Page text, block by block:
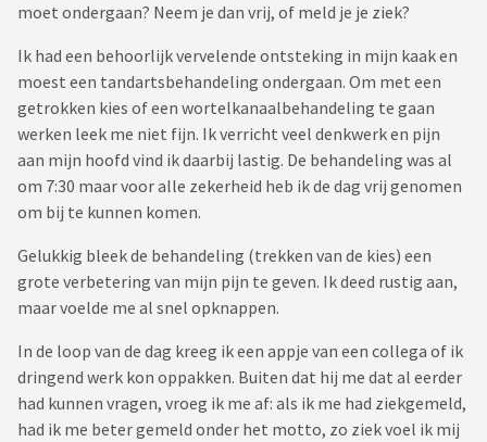
moet ondergaan? Neem je dan vrij, of meld je je ziek?
Ik had een behoorlijk vervelende ontsteking in mijn kaak en
moest een tandartsbehandeling ondergaan. Om met een
getrokken kies of een wortelkanaalbehandeling te gaan
werken leek me niet fijn. Ik verricht veel denkwerk en pijn
aan mijn hoofd vind ik daarbij lastig. De behandeling was al
om 7:30 maar voor alle zekerheid heb ik de dag vrij genomen
om bij te kunnen komen.
Gelukkig bleek de behandeling (trekken van de kies) een
grote verbetering van mijn pijn te geven. Ik deed rustig aan,
maar voelde me al snel opknappen.
In de loop van de dag kreeg ik een appje van een collega of ik
dringend werk kon oppakken. Buiten dat hij me dat al eerder
had kunnen vragen, vroeg ik me af: als ik me had ziekgemeld,
had ik me beter gemeld onder het motto, zo ziek voel ik mij